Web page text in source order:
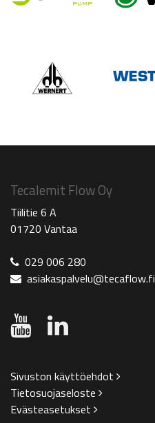
Tecalemit Flow Oy
Tiilitie 6 A
01720 Vantaa
029 006 280
asiakaspalvelu@tecaflow.fi
Sivuston käyttöehdot
Tietosuojaseloste
Evästeasetukset